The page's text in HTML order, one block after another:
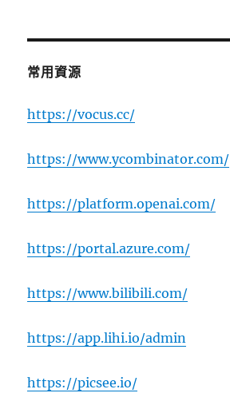
常用資源
https://vocus.cc/
https://www.ycombinator.com/
https://platform.openai.com/
https://portal.azure.com/
https://www.bilibili.com/
https://app.lihi.io/admin
https://picsee.io/